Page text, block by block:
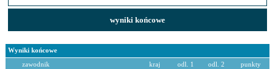
wyniki końcowe
Wyniki końcowe
zawodnik kraj odl. 1 odl. 2 punkty